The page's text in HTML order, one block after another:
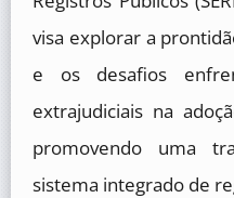
visa explorar a
e os desafios
extrajudiciais na
promovendo uma
sistema integrado de